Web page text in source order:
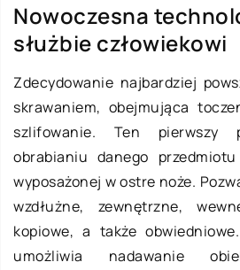
Nowoczesna
służbie człowiekowi
Zdecydowanie najbardziej
skrawaniem, obejmująca
szlifowanie. Ten pierwszy
obrabianiu danego
wyposażonej w ostre noże.
wzdłużne, zewnętrzne,
kopiowe, a także
umożliwia nadawanie